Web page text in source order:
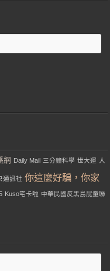
網 Daily Mail 三分鐘科學 世大運 人
通訊社 你這麼好騙，你家
Kuso宅卡啦 中華民國反黑島屁童聯